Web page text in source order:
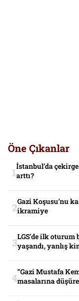
Öne Çıkanlar
İstanbul’da
arttı?
Gazi Koşusu’nu
ikramiye
LGS’de ilk
yaşandı, yanlış
“Gazi Mustafa
masalarına